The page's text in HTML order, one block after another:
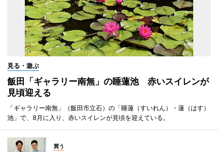
見る・遊ぶ
飯田「ギャラリー南無」の睡蓮池 赤いスイレンが
見頃迎える
「ギャラリー南無」（飯田市立石）の「睡蓮（すいれん）・蓮（はす）
池」で、8月に入り、赤いスイレンが見頃を迎えている。
買う